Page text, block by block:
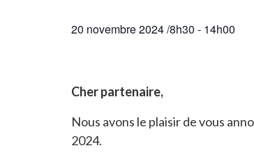
20 novembre 2024 /8h30 - 14h00
Cher partenaire,
Nous avons le plaisir de vous
2024.